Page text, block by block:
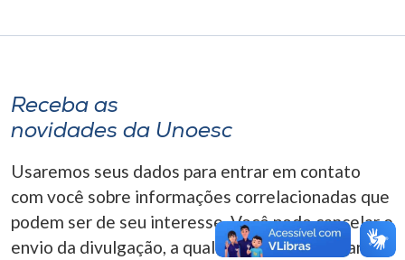
o idioma
A-
Receba as
novidades da Unoesc
Usaremos seus dados para entrar em contato
com você sobre informações correlacionadas que
podem ser de seu interesse. Você pode cancelar o
envio da divulgação, a qualquer momento. Para